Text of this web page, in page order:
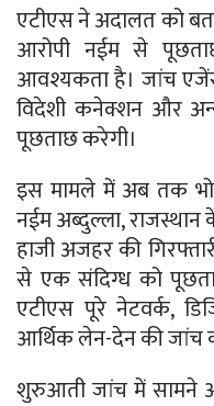
एटीएस ने अदालत को
आरोपी नईम से
आवश्यकता है। जांच
विदेशी कनेक्शन और
पूछताछ करेगी।
इस मामले में अब तक
नईम अब्दुल्ला,
हाजी अजहर की
से एक संदिग्ध को
एटीएस पूरे नेटवर्क,
आर्थिक लेन-देन की जांच
शुरुआती जांच में सामने